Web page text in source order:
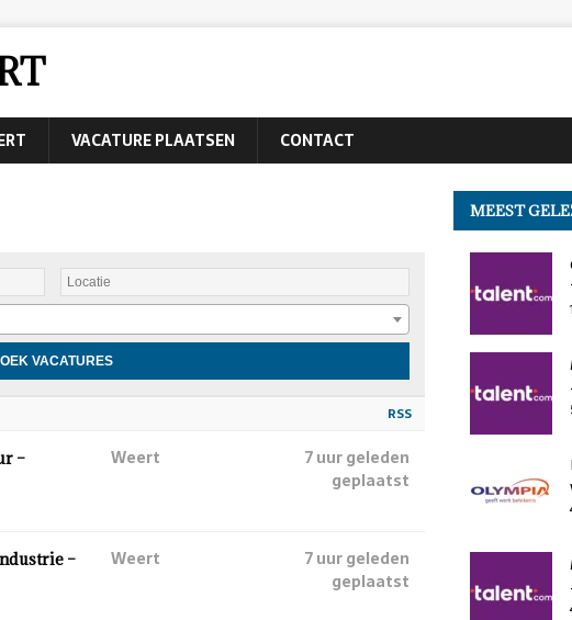
VACATURE PLAATSEN CONTACT
RSS
– Weert
7 uur geleden
geplaatst
– Weert
7 uur geleden
geplaatst
MEEST